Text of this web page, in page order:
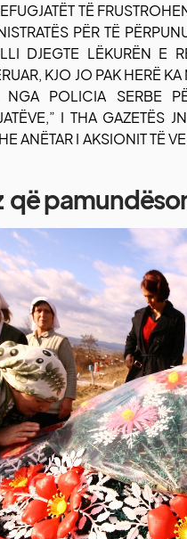
TË
PËR TË
DJEGTE LËKURËN E
KJO JO PAK HERË
NGA POLICIA SERBE
I THA GAZETËS
ANËTAR I AKSIONIT TË
që